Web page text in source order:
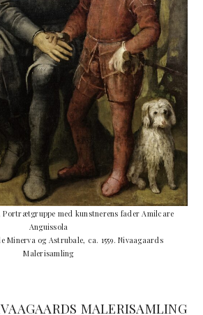
Portrætgruppe med kunstnerens fader Amilcare
Anguissola
Minerva og Astrubale, ca. 1559. Nivaagaards
Malerisamling
MALERISAMLING